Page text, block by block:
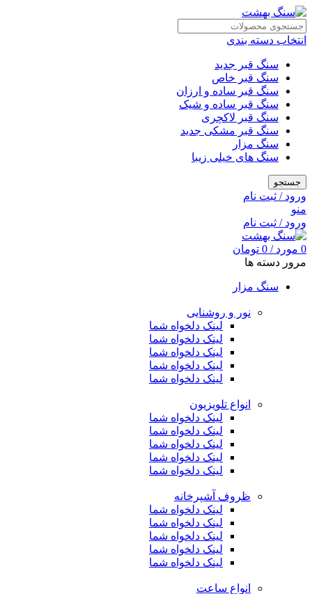
انتخاب دسته بندی
سنگ قبر جدید
سنگ قبر خاص
سنگ قبر ساده و ارزان
سنگ قبر ساده و شیک
سنگ قبر لاکچری
سنگ قبر مشکی جدید
سنگ مزار
سنگ های خیلی زیبا
جستجو
ورود / ثبت نام
منو
ورود / ثبت نام
0 مورد /
0 تومان
مرور دسته ها
سنگ مزار
نور و روشنایی
لینک دلخواه شما
لینک دلخواه شما
لینک دلخواه شما
لینک دلخواه شما
لینک دلخواه شما
انواع تلویزیون
لینک دلخواه شما
لینک دلخواه شما
لینک دلخواه شما
لینک دلخواه شما
لینک دلخواه شما
ظروف آشپرخانه
لینک دلخواه شما
لینک دلخواه شما
لینک دلخواه شما
لینک دلخواه شما
لینک دلخواه شما
انواع ساعت